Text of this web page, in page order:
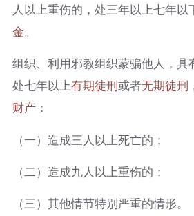
人以上重伤的，处三年以上七年以
金。
组织、利用邪教组织蒙骗他人，具
处七年以上有期徒刑或者无期徒刑
财产：
（一）造成三人以上死亡的；
（二）造成九人以上重伤的；
（三）其他情节特别严重的情形。